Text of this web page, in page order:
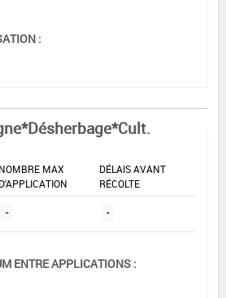
:
NOMBRE MAX
D'APPLICATION
DÉLAIS AVANT
RÉCOLTE
- -
ENTRE APPLICATIONS :